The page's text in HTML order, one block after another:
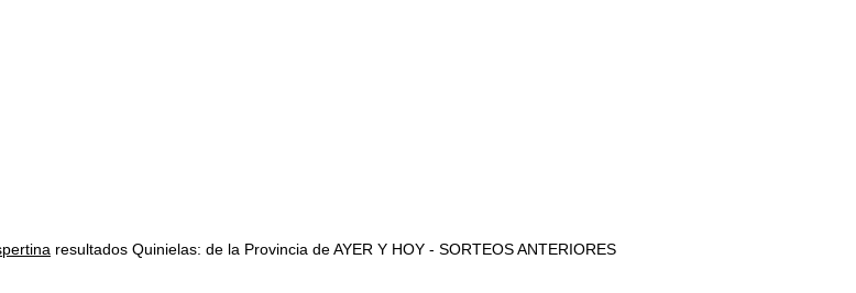
resultados Quinielas: de la Provincia de AYER Y HOY - SORTEOS ANTERIORES